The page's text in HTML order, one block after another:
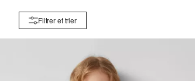
Filtrer et trier